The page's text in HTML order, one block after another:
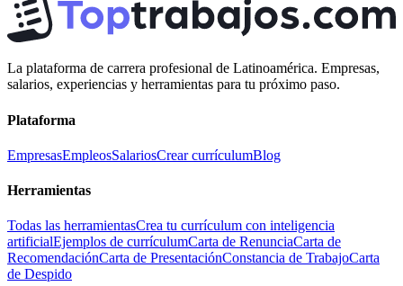
La plataforma de carrera profesional de Latinoamérica. Empresas,
salarios, experiencias y herramientas para tu próximo paso.
Plataforma
EmpresasEmpleosSalariosCrear currículumBlog
Herramientas
Todas las herramientasCrea tu currículum con inteligencia
artificialEjemplos de currículumCarta de RenunciaCarta de
RecomendaciónCarta de PresentaciónConstancia de TrabajoCarta
de Despido